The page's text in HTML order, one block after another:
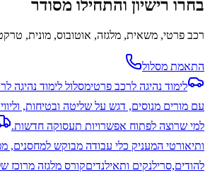
בחרו רישיון והתחילו מסודר
רכב פרטי, משאית, מלגזה, אוטובוס, מונית,
התאמת מסלול
לימוד נהיגה לרכב פרטימסלול לימוד נהיגה
עם מורים מנוסים, דגש על שליטה ובטיחות,
למי שרוצה לפתוח אפשרויות תעסוקה חדשות.
ותיאורטי המעניק כלי עבודה מבוקש למחסנים,
להודים,סרילנקים ותאילנדיםקורס מלגזה מרוכז